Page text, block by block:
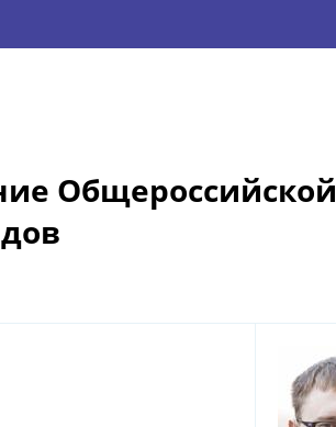
Общероссийской